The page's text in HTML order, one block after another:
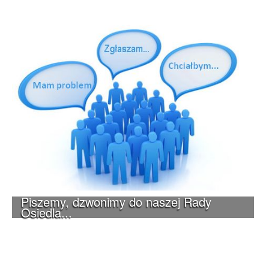
Piszemy, dzwonimy do naszej Rady
Osiedla...